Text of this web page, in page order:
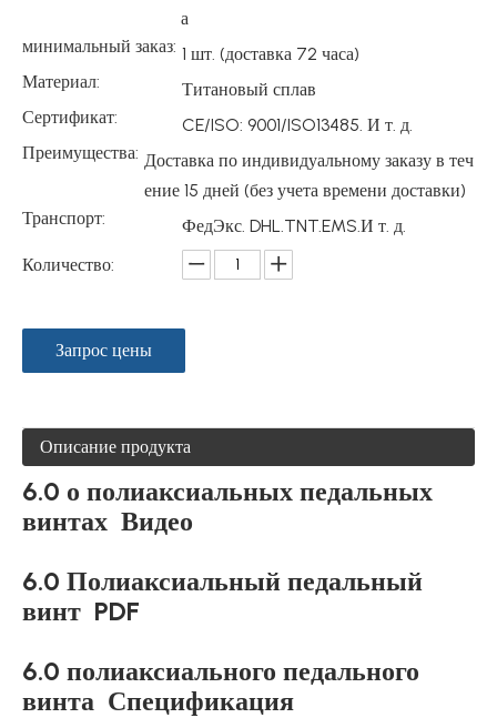
а
минимальный заказ: 1 шт. (доставка 72 часа)
Материал:
Титановый сплав
Сертификат:
CE/ISO: 9001/ISO13485. И т. д.
Преимущества: Доставка по индивидуальному заказу в теч
ение 15 дней (без учета времени доставки)
Транспорт:
ФедЭкс. DHL.TNT.EMS.И т. д.
Количество:
Запрос цены
Описание продукта
6.0 о полиаксиальных педальных
винтах Видео
6.0 Полиаксиальный педальный
винт PDF
6.0 полиаксиального педального
винта Спецификация